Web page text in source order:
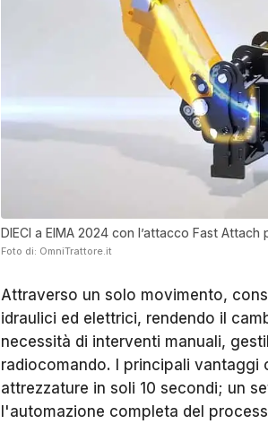
DIECI a EIMA 2024 con l’attacco Fast Attach
Foto di: OmniTrattore.it
Attraverso un solo movimento,
idraulici ed elettrici, rendendo il
necessità di interventi manuali,
radiocomando. I principali
attrezzature in soli 10 secondi; un
l'automazione completa del